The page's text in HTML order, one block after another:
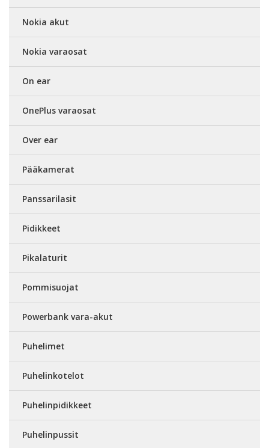
Nokia akut
Nokia varaosat
On ear
OnePlus varaosat
Over ear
Pääkamerat
Panssarilasit
Pidikkeet
Pikalaturit
Pommisuojat
Powerbank vara-akut
Puhelimet
Puhelinkotelot
Puhelinpidikkeet
Puhelinpussit